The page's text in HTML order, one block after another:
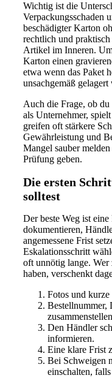
Wichtig ist die
Verpackungsschaden
beschädigter Karton
rechtlich und praktisch
Artikel im Inneren.
Karton einen
etwa wenn das Paket
unsachgemäß gelagert
Auch die Frage, ob du
als Unternehmer,
greifen oft stärkere
Gewährleistung und
Mangel sauber
Prüfung geben.
Die ersten
solltest
Der beste Weg ist
dokumentieren,
angemessene Frist
Eskalationsschritt
oft unnötig lange.
haben, verschenkt
Fotos und
Bestellnummer,
Den Händler
informieren.
Eine klare Frist
Bei Schweigen
einschalten,